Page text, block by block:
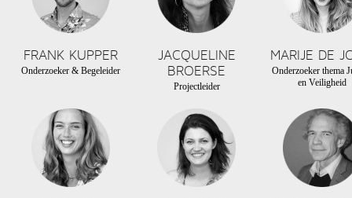
FRANK KUPPER
Onderzoeker & Begeleider
JACQUELINE
BROERSE
Projectleider
MARIJE DE
Onderzoeker thema
en Veiligheid